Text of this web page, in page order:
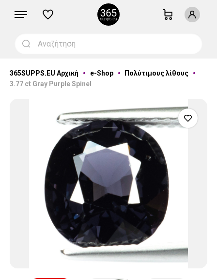
365SUPPS.EU Αρχική e-Shop
Πολύτιμους λίθους
3.77 ct Gray Purple Spinel